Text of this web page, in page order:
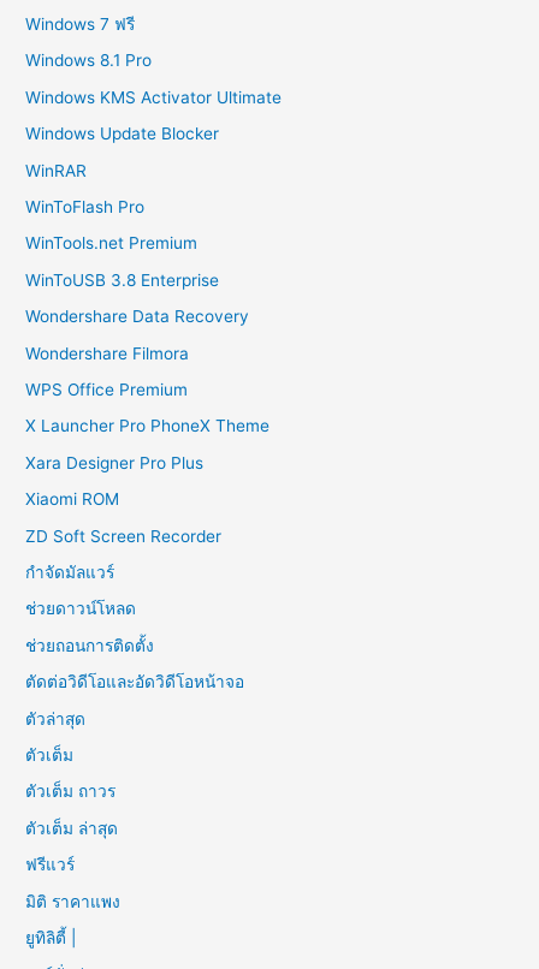
Windows 7 ฟรี
Windows 8.1 Pro
Windows KMS Activator Ultimate
Windows Update Blocker
WinRAR
WinToFlash Pro
WinTools.net Premium
WinToUSB 3.8 Enterprise
Wondershare Data Recovery
Wondershare Filmora
WPS Office Premium
X Launcher Pro PhoneX Theme
Xara Designer Pro Plus
Xiaomi ROM
ZD Soft Screen Recorder
กำจัดมัลแวร์
ช่วยดาวน์โหลด
ช่วยถอนการติดตั้ง
ตัดต่อวิดีโอและอัดวิดีโอหน้าจอ
ตัวล่าสุด
ตัวเต็ม
ตัวเต็ม ถาวร
ตัวเต็ม ล่าสุด
ฟรีแวร์
มิติ ราคาแพง
ยูทิลิตี้ |